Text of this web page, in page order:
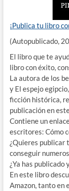
¡Publica tu libro
(Autopublicado,
El libro que te
libro con éxito,
La autora de los
y El espejo
ficción histórica,
publicación en
Contiene un
escritores: Cómo
¿Quieres publicar
conseguir
¿Ya has
En este libro
Amazon, tanto en